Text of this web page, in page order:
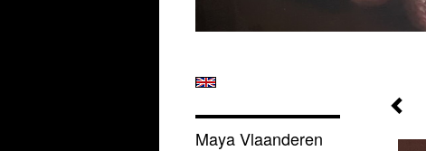
Maya Vlaanderen